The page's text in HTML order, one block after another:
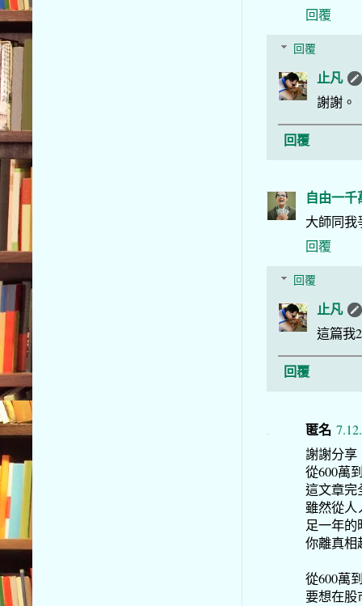
回覆
回覆
止凡
謝謝。
回覆
自由一千
大師同我
回覆
回覆
止凡
這篇我
回覆
匿名
謝謝分享
從600萬
這文章完
雖然從人
足一年
你離真相
從600萬
要想在股